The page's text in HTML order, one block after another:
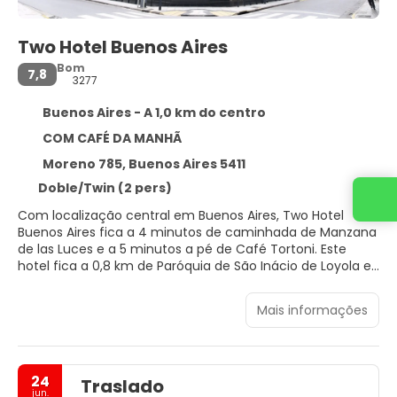
Two Hotel Buenos Aires
7,8
Bom
3277
Buenos Aires - A 1,0 km do centro
COM CAFÉ DA MANHÃ
Moreno 785, Buenos Aires 5411
Doble/Twin (2 pers)
Com localização central em Buenos Aires, Two Hotel
Buenos Aires fica a 4 minutos de caminhada de Manzana
de las Luces e a 5 minutos a pé de Café Tortoni. Este
hotel fica a 0,8 km de Paróquia de São Inácio de Loyola e
Aproveite comodidades convenientes, como Wi-Fi de
cortesia, serviços de concierge e máquina automática de
vendas.
Sinta-se em casa em um de nossos 147 quartos com ar-
Mais informações
24
jun. Traslado
Entre em contato conosco